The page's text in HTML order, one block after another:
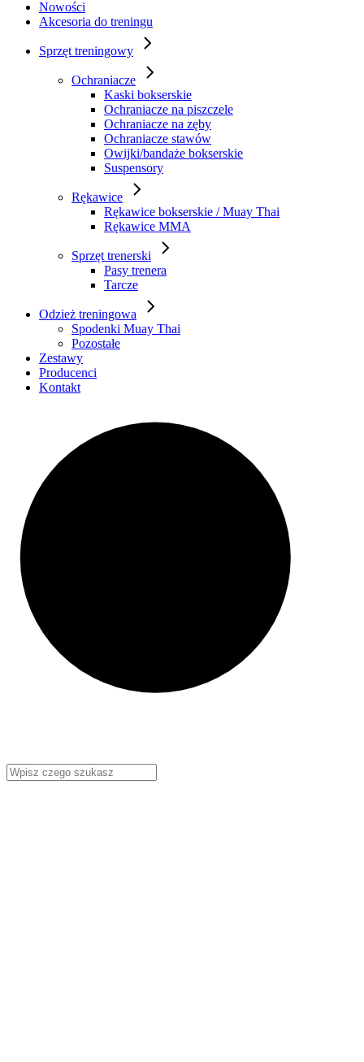
Nowości
Akcesoria do treningu
Sprzęt treningowy
Ochraniacze
Kaski bokserskie
Ochraniacze na piszczele
Ochraniacze na zęby
Ochraniacze stawów
Owijki/bandaże bokserskie
Suspensory
Rękawice
Rękawice bokserskie / Muay Thai
Rękawice MMA
Sprzęt trenerski
Pasy trenera
Tarcze
Odzież treningowa
Spodenki Muay Thai
Pozostałe
Zestawy
Producenci
Kontakt